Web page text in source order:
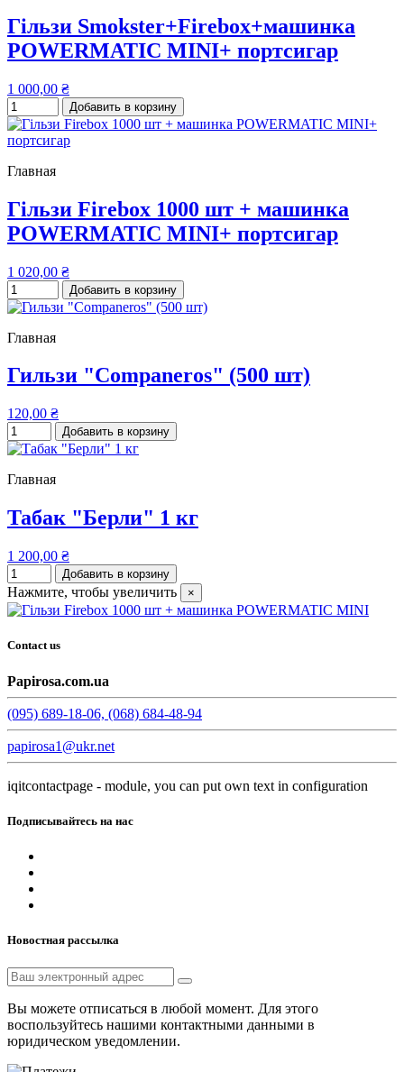
Гільзи Smokster+Firebox+машинка
POWERMATIC MINI+ портсигар
1 000,00 ₴
Добавить в корзину
Главная
Гільзи Firebox 1000 шт + машинка
POWERMATIC MINI+ портсигар
1 020,00 ₴
Добавить в корзину
Главная
Гильзи "Companeros" (500 шт)
120,00 ₴
Добавить в корзину
Главная
Табак "Берли" 1 кг
1 200,00 ₴
Добавить в корзину
Нажмите, чтобы увеличить ×
Contact us
Papirosa.com.ua
(095) 689-18-06, (068) 684-48-94
papirosa1@ukr.net
iqitcontactpage - module, you can put own text in configuration
Подписывайтесь на нас
Новостная рассылка
Вы можете отписаться в любой момент. Для этого
воспользуйтесь нашими контактными данными в
юридическом уведомлении.